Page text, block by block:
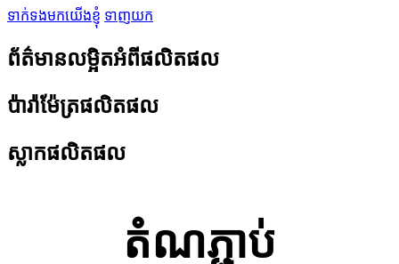
ទាក់ទងមកយើងខ្ញុំ ទាញយក
ព័ត៌មានលម្អិតអំពីផលិតផល
ប៉ារ៉ាម៉ែត្រផលិតផល
ស្លាកផលិតផល
តំណភ្ជាប់